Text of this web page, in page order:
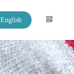
English